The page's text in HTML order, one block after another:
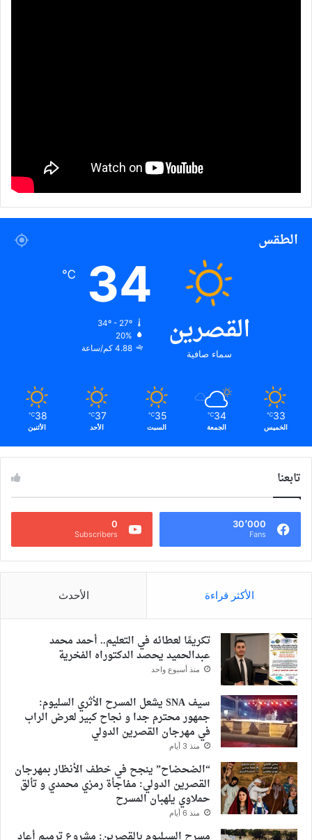
الطقس
القصرين
سماء صافية
34
℃
34º - 27º
20%
4.88 كم/ساعة
33
℃
الخميس
34
℃
الجمعة
35
℃
السبت
37
℃
الأحد
38
℃
الأثنين
تابعنا
30٬000
Fans
0
Subscribers
الأكثر قراءة الأحدث
تكريمًا لعطائه في التعليم.. أحمد محمد
عبدالحميد يحصد الدكتوراه الفخرية
منذ أسبوع واحد
سيف SNA يشعل المسرح الأثري السليوم:
جمهور محترم جدا و نجاح كبير لعرض الراب
في مهرجان القصرين الدولي
منذ 3 أيام
“الضحضاح” ينجح في خطف الأنظار بمهرجان
القصرين الدولي: مفاجأة رمزي محمدي و تألق
حملاوي يلهبان المسرح
منذ 6 أيام